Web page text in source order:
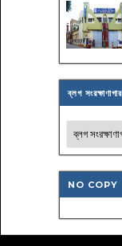
ব্লগ সংরক্ষাণাগার
NO COPY